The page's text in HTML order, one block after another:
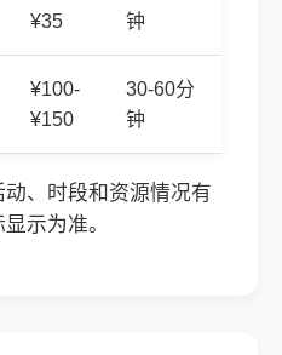
¥35
钟
¥100-
¥150
30-60分
钟
、时段和资源情况有
示为准。